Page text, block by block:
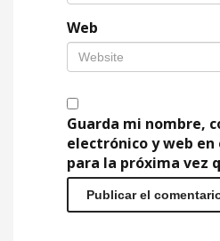
Web
Guarda mi nombre,
electrónico y web
para la próxima vez